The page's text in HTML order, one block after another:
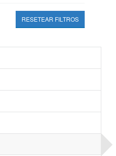
RESETEAR FILTROS